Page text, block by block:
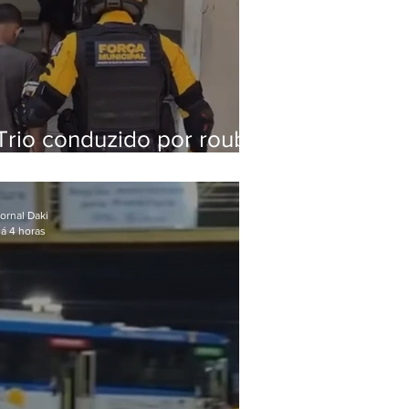
conduzido por roubo
37 passagens
Daki
4 horas